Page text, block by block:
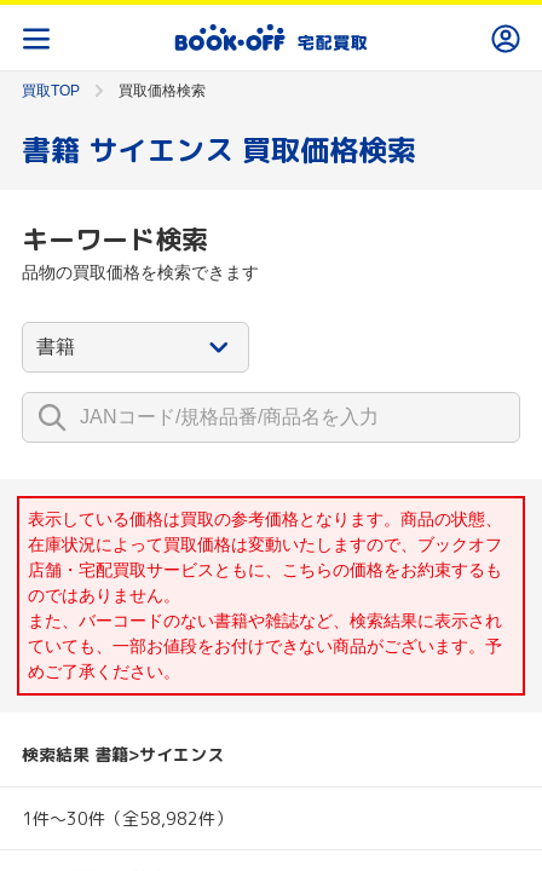
買取TOP 買取価格検索
書籍 サイエンス 買取価格検索
キーワード検索
品物の買取価格を検索できます
表示している価格は買取の参考価格となります。商品の状態、
在庫状況によって買取価格は変動いたしますので、ブックオフ
店舗・宅配買取サービスともに、こちらの価格をお約束するも
のではありません。
また、バーコードのない書籍や雑誌など、検索結果に表示され
ていても、一部お値段をお付けできない商品がございます。予
めご了承ください。
検索結果 書籍>サイエンス
1件～30件（全58,982件）